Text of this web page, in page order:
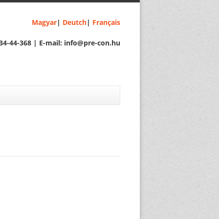
Magyar| Deutch| Français
44-368 | E-mail: info@pre-con.hu